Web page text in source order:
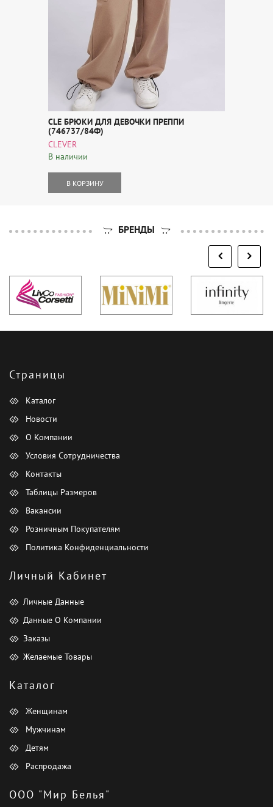
CLE БРЮКИ ДЛЯ ДЕВОЧКИ ПРЕППИ
(746737/84Ф)
CLEVER
В наличии
В КОРЗИНУ
БРЕНДЫ
Страницы
Каталог
Новости
О Компании
Условия Сотрудничества
Контакты
Таблицы Размеров
Вакансии
Розничным Покупателям
Политика Конфиденциальности
Личный Кабинет
Личные Данные
Данные О Компании
Заказы
Желаемые Товары
Каталог
Женщинам
Мужчинам
Детям
Распродажа
ООО "Мир Белья"